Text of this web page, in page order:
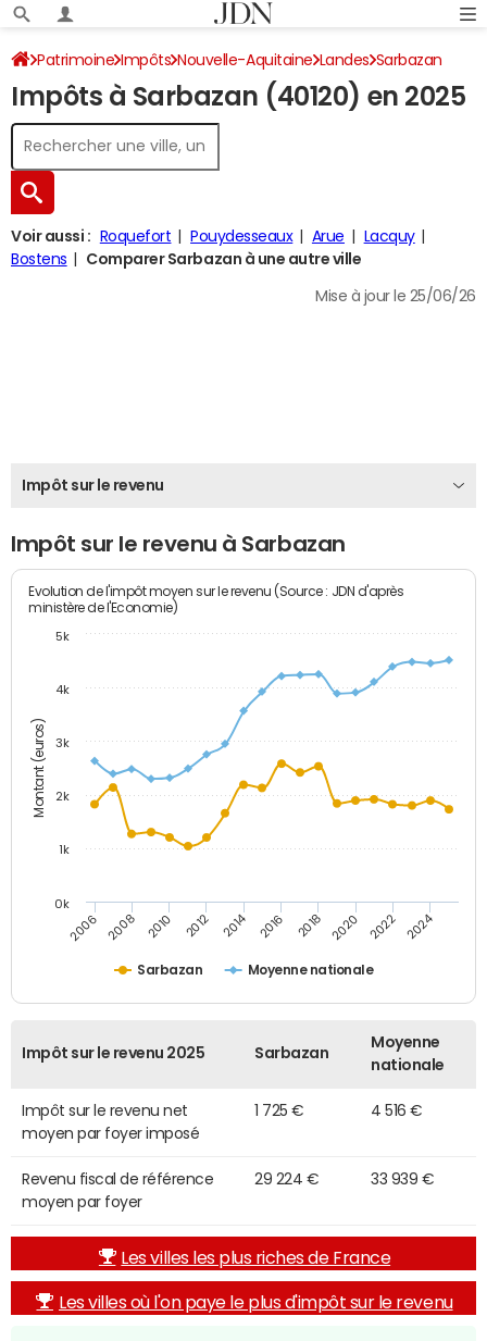
Patrimoine Impôts Nouvelle-Aquitaine Landes Sarbazan
Impôt sur le revenu
Impôts à Sarbazan (40120) en 2025
Voir aussi : Roquefort Pouydesseaux Arue
Lacquy
Bostens
Comparer Sarbazan à une autre ville
Mise à jour le 25/06/26
Impôt sur le revenu
Impôt sur le revenu à Sarbazan
Montant (euros)
Evolution de l'impôt moyen sur le revenu (Source : JDN d'après
ministère de l'Economie)
Sarbazan Moyenne nationale
2006 2008 2010 2012 2014 2016 2018 2020 2022 2024
0k
1k
2k
3k
4k
5k
Impôt sur le revenu 2025 Sarbazan
Moyenne
nationale
Impôt sur le revenu net
moyen par foyer imposé
1 725 € 4 516 €
Revenu fiscal de référence
moyen par foyer
29 224 € 33 939 €
Les villes les plus riches de France
Les villes où l'on paye le plus d'impôt sur le revenu